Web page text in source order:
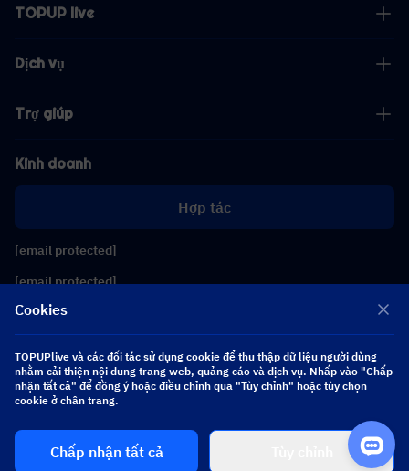
$ 0.00 Mua ngay
TOPUP live
Dịch vụ
Trợ giúp
Kinh doanh
Hợp tác
[email protected]
[email protected]
Theo dõi chúng tôi
Copyright 2026 SEA WHALE TECHNOLOGY PTE.LTD. All Rights Reserved.
Cookies
TOPUPlive và các đối tác sử dụng cookie để thu thập dữ liệu người dùng
nhằm cải thiện nội dung trang web, quảng cáo và dịch vụ. Nhấp vào "Chấp
nhận tất cả" để đồng ý hoặc điều chỉnh qua "Tùy chỉnh" hoặc tùy chọn
cookie ở chân trang.
Chấp nhận tất cả